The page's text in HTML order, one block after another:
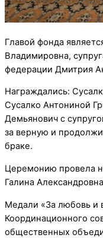
Главой фонда
Владимировна,
федерации Дмитрия
Награждались:
Сусалко Антониной
Демьянович с
за верную и
браке.
Церемонию провела
Галина
Медали «За любовь и
Координационного
общественных